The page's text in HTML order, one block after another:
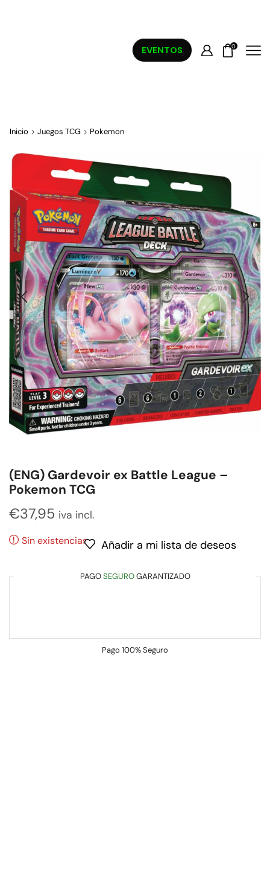
EVENTOS 0
Inicio Juegos TCG Pokemon
(ENG) Gardevoir ex Battle League –
Pokemon TCG
€37,95 iva incl.
Sin existencias Añadir a mi lista de deseos
PAGOSEGUROGARANTIZADO
Pago 100% Seguro